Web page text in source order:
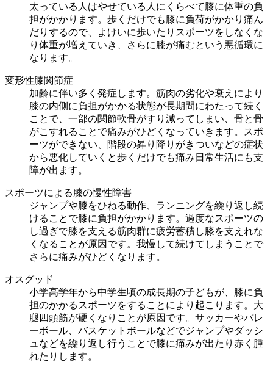
太っている人はやせている人にくらべて膝に体重の負
担がかかります。歩くだけでも膝に負荷がかかり痛ん
だりするので、よけいに歩いたりスポーツをしなくな
り体重が増えていき、さらに膝が痛むという悪循環に
なります。
変形性膝関節症
加齢に伴い多く発症します。筋肉の劣化や衰えにより
膝の内側に負担がかかる状態が長期間にわたって続く
ことで、一部の関節軟骨がすり減ってしまい、骨と骨
がこすれることで痛みがひどくなっていきます。スポ
ーツができない、階段の昇り降りがきついなどの症状
から悪化していくと歩くだけでも痛み日常生活にも支
障が出ます。
スポーツによる膝の慢性障害
ジャンプや膝をひねる動作、ランニングを繰り返し続
けることで膝に負担がかかります。過度なスポーツの
し過ぎで膝を支える筋肉群に疲労蓄積し膝を支えれな
くなることが原因です。我慢して続けてしまうことで
さらに痛みがひどくなります。
オスグッド
小学高学年から中学生頃の成長期の子どもが、膝に負
担のかかるスポーツをすることにより起こります。大
腿四頭筋が硬くなりことが原因です。サッカーやバレ
ーボール、バスケットボールなどでジャンプやダッシ
ュなどを繰り返し行うことで膝に痛みが出たり赤く腫
れたりします。